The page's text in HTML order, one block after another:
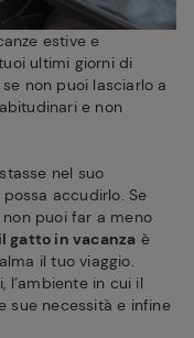
estive e
ultimi giorni di
non puoi lasciarlo a
e non
nel suo
accudirlo. Se
puoi far a meno
gatto in vacanza è
il tuo viaggio.
l’ambiente in cui il
sue necessità e infine